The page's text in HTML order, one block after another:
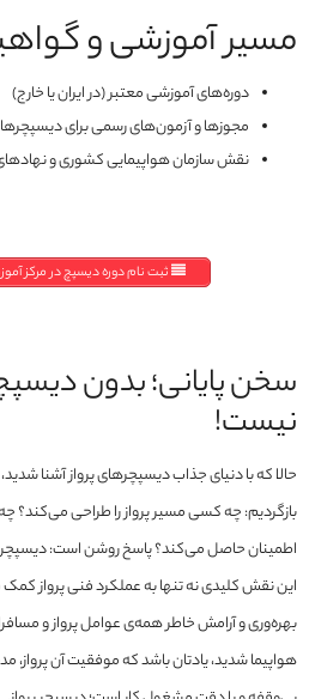
مسیر آموزشی و
دوره‌های آموزشی معتبر (در ایران یا خارج)
مجوزها و آزمون‌های رسمی برای دیسپچرها
نقش سازمان هواپیمایی کشوری و
ثبت نام دوره دیسپچ در مرکز
سخن پایانی؛ بدون
نیست!
حالا که با دنیای جذاب دیسپچرهای پرواز آشنا
بازگردیم: چه کسی مسیر پرواز را طراحی می‌کند؟
اطمینان حاصل می‌کند؟ پاسخ روشن است:
این نقش کلیدی نه تنها به عملکرد فنی پرواز
بهره‌وری و آرامش خاطر همه‌ی عوامل پرواز و
هواپیما شدید، یادتان باشد که موفقیت آن